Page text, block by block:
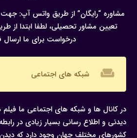
مشاوره “رایگان” از طریق واتس آپ: جهت
تعیین مشاور تحصیلی، لطفا ابتدا از
درخواست برای ما ارسال
weekend شبکه های اجتماعی
در کانال ها و شبکه های اجتماعی ما
دیدنی و اطلاع رسانی بسیار زیادی در
کشورهای مختلف جهان وجود دارد که دیدن